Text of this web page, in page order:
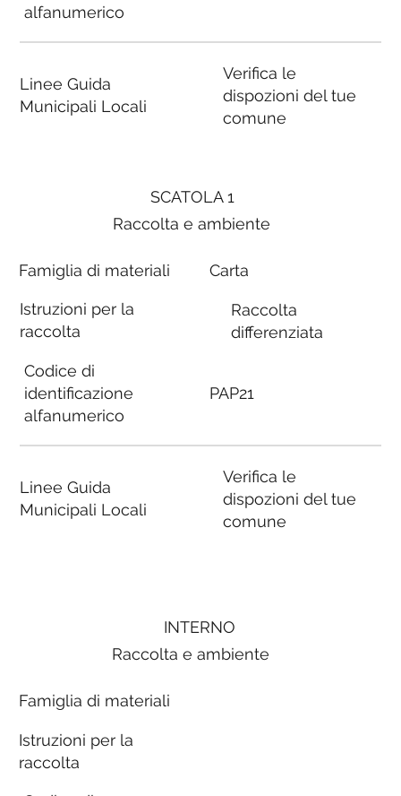
SCATOLA 1
Raccolta e ambiente
Famiglia di materiali
Istruzioni per la
raccolta
Codice di
identificazione
alfanumerico
Linee Guida
Municipali Locali
Carta
Raccolta
differenziata
PAP21
Verifica le
dispozioni del tue
comune
alfanumerico
Linee Guida
Municipali Locali
Verifica le
dispozioni del tue
comune
INTERNO
Raccolta e ambiente
Famiglia di materiali
Istruzioni per la
raccolta